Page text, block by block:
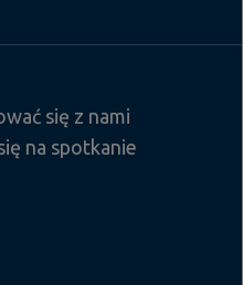
się z nami
na spotkanie